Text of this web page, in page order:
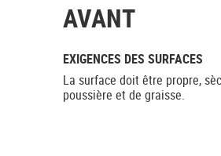
AVANT
EXIGENCES DES SURFACES
La surface doit être propre,
poussière et de graisse.